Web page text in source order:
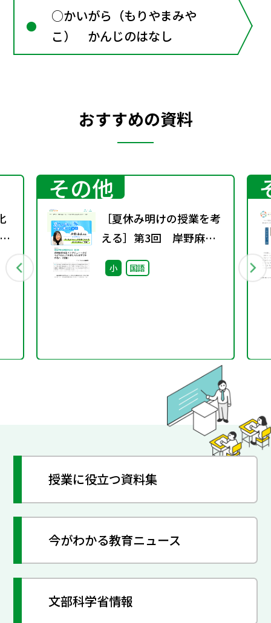
○かいがら（もりやまみや
こ） かんじのはなし
おすすめの資料
その他
［夏休み明けの授業を考
える］第3回 岸野麻衣
先生インタビュー～子ど
もがうれしさを感じられ
小 国語
授業に役立つ資料集
今がわかる教育ニュース
文部科学省情報